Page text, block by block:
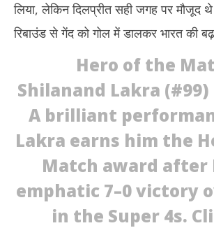
लिया, लेकिन दिलप्रीत सही जगह पर मौजूद
रिबाउंड से गेंद को गोल में डालकर भारत की
Hero of the
Shilanand Lakra (#99)
A brilliant
Lakra earns him the
Match award after
emphatic 7–0 victory
in the Super 4s.